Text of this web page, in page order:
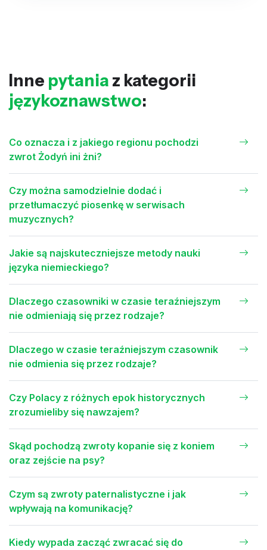
Inne pytania z kategorii
językoznawstwo:
Co oznacza i z jakiego regionu pochodzi
zwrot Żodyń ini żni?
Czy można samodzielnie dodać i
przetłumaczyć piosenkę w serwisach
muzycznych?
Jakie są najskuteczniejsze metody nauki
języka niemieckiego?
Dlaczego czasowniki w czasie teraźniejszym
nie odmieniają się przez rodzaje?
Dlaczego w czasie teraźniejszym czasownik
nie odmienia się przez rodzaje?
Czy Polacy z różnych epok historycznych
zrozumieliby się nawzajem?
Skąd pochodzą zwroty kopanie się z koniem
oraz zejście na psy?
Czym są zwroty paternalistyczne i jak
wpływają na komunikację?
Kiedy wypada zacząć zwracać się do